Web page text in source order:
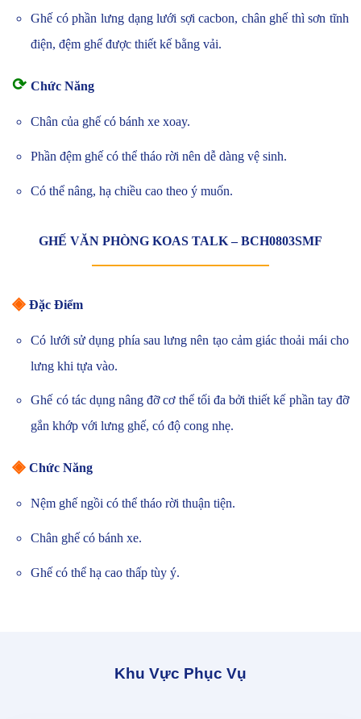
Ghế có phần lưng dạng lưới sợi cacbon, chân ghế thì sơn tĩnh
điện, đệm ghế được thiết kế bằng vải.
⟳ Chức Năng
Chân của ghế có bánh xe xoay.
Phần đệm ghế có thể tháo rời nên dễ dàng vệ sinh.
Có thể nâng, hạ chiều cao theo ý muốn.
GHẾ VĂN PHÒNG KOAS TALK – BCH0803SMF
◈ Đặc Điểm
Có lưới sử dụng phía sau lưng nên tạo cảm giác thoải mái cho
lưng khi tựa vào.
Ghế có tác dụng nâng đỡ cơ thể tối đa bởi thiết kế phần tay đỡ
gắn khớp với lưng ghế, có độ cong nhẹ.
◈ Chức Năng
Nệm ghế ngồi có thể tháo rời thuận tiện.
Chân ghế có bánh xe.
Ghế có thể hạ cao thấp tùy ý.
Khu Vực Phục Vụ